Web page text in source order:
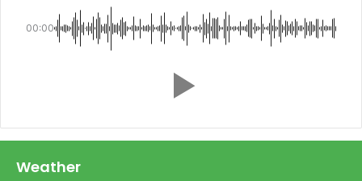
00:00
Weather